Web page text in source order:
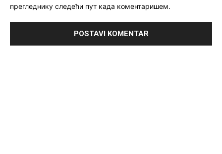
прегледнику следећи пут када коментаришем.